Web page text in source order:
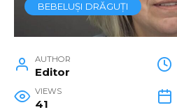
BEBELUȘI DRĂGUȚI
AUTHOR
Editor
VIEWS
41